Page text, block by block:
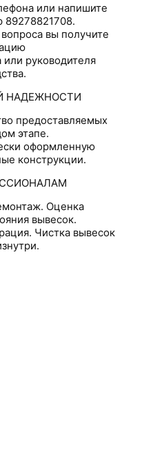
или напишите
89278821708.
вы получите
руководителя
НАДЕЖНОСТИ
предоставляемых
этапе.
оформленную
конструкции.
Оценка
вывесок.
Чистка вывесок